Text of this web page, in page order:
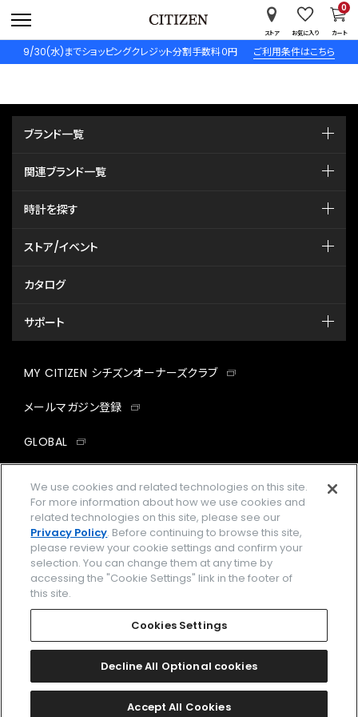
9/30(水)までショッピングクレジット分割手数料０円 ご利用条件はこちら
ストア お気に入り カート
0
ブランド一覧
関連ブランド一覧
時計を探す
ストア/イベント
カタログ
サポート
MY CITIZEN シチズンオーナーズクラブ
メールマガジン登録
GLOBAL
facebookinstagramtwitter
企業情報 ご利用規約
プライバシーポリシー Cookies Settings
Amazon PayはAmazon.com, Inc.またはその関連会社の商標です。
2026 CITIZEN WATCH CO., LTD.
We use cookies and related technologies on this site.
For more information about how we use cookies and
related technologies on this site, please see our
Privacy Policy. Before continuing to browse this site,
please review your cookie settings and confirm your
selection. You can change them at any time by
accessing the "Cookie Settings" link in the footer of
this site.
Cookies Settings
Decline All Optional cookies
Accept All Cookies